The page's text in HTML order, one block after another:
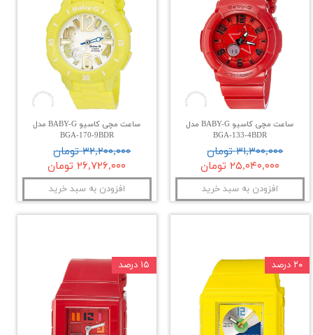
ساعت مچی کاسیو BABY-G مدل
BGA-133-4BDR
۳۱,۳۰۰,۰۰۰ تومان
۲۵,۰۴۰,۰۰۰ تومان
افزودن به سبد خرید
ساعت مچی کاسیو BABY-G مدل
BGA-170-9BDR
۳۲,۲۰۰,۰۰۰ تومان
۲۶,۷۲۶,۰۰۰ تومان
افزودن به سبد خرید
۲۰ درصد ۱۵ درصد